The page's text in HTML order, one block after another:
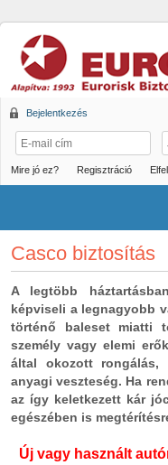
Bejelentkezés
Mire jó ez? Regisztráció
Casco biztosítás
A legtöbb
képviseli a legnagyobb
történő baleset miatti
személy vagy elemi
által okozott
anyagi veszteség. Ha
az így keletkezett kár
egészében is
Új vagy használt